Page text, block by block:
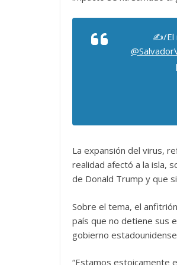
✍️/El
La expansión del virus,
realidad afectó a la isla,
de Donald Trump y que
Sobre el tema, el
país que no detiene sus
gobierno
“Estamos estoicamente